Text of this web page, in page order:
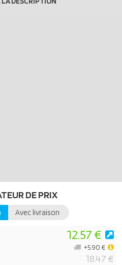
fauteuil face à la cheminée.
DE PRIX
Avec livraison
12.57 €
18.47 €
+5.90 €